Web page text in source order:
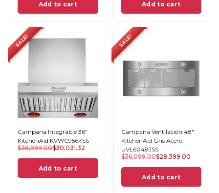
Add to cart Add to cart
SALE!
Campana Integrable 36″
KitchenAid KVWC956KSS
$38,999.00$30,031.32
Add to cart
SALE!
Campana Ventilación 48"
KitchenAid Gris Acero
UVL6048JSS
$36,099.00$28,399.00
Add to cart